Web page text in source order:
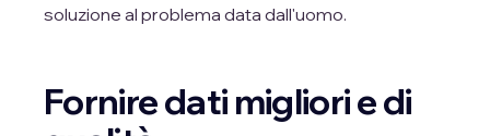
soluzione al problema data dall'uomo.
Fornire dati migliori e di